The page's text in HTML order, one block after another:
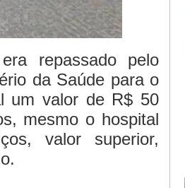
repassado pelo
da Saúde para o
um valor de R$ 50
mesmo o hospital
valor superior,